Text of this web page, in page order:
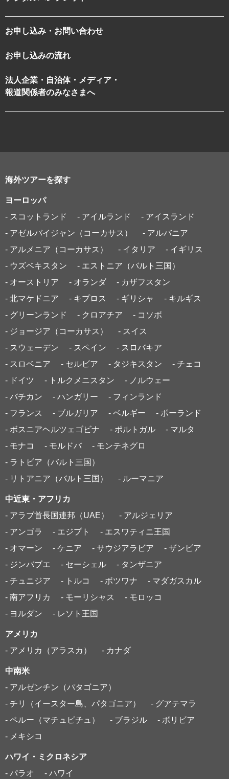
お申し込み・お問い合わせ
お申し込みの流れ
法人企業・自治体・メディア・
報道関係者のみなさまへ
海外ツアーを探す
ヨーロッパ
- スコットランド
- アイルランド
- アイスランド
- アゼルバイジャン（コーカサス）
- アルバニア
- アルメニア（コーカサス）
- イタリア
- イギリス
- ウズベキスタン
- エストニア（バルト三国）
- オーストリア
- オランダ
- カザフスタン
- 北マケドニア
- キプロス - ギリシャ
- キルギス
- グリーンランド
- クロアチア
- コソボ
- ジョージア（コーカサス）
- スイス
- スウェーデン
- スペイン
- スロバキア
- スロベニア
- セルビア - タジキスタン
- チェコ
- ドイツ
- トルクメニスタン
- ノルウェー
- バチカン
- ハンガリー
- フィンランド
- フランス
- ブルガリア - ベルギー
- ポーランド
- ボスニアヘルツェゴビナ
- ポルトガル
- マルタ
- モナコ
- モルドバ
- モンテネグロ
- ラトビア（バルト三国）
- リトアニア（バルト三国）
- ルーマニア
中近東・アフリカ
- アラブ首長国連邦（UAE）
- アルジェリア
- アンゴラ
- エジプト
- エスワティニ王国
- オマーン
- ケニア - サウジアラビア
- ザンビア
- ジンバブエ
- セーシェル
- タンザニア
- チュニジア
- トルコ - ボツワナ
- マダガスカル
- 南アフリカ
- モーリシャス
- モロッコ
- ヨルダン
- レソト王国
アメリカ
- アメリカ（アラスカ）
- カナダ
中南米
- アルゼンチン（パタゴニア）
- チリ（イースター島、パタゴニア）
- グアテマラ
- ペルー（マチュピチュ）
- ブラジル
- ボリビア
- メキシコ
ハワイ・ミクロネシア
- パラオ
- ハワイ